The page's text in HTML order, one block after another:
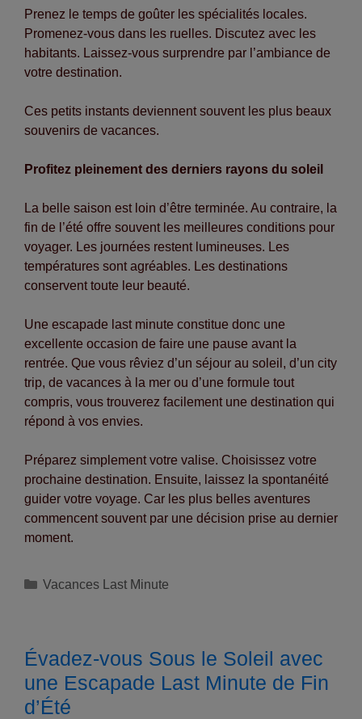
Prenez le temps de goûter les spécialités locales.
Promenez-vous dans les ruelles. Discutez avec les
habitants. Laissez-vous surprendre par l’ambiance de
votre destination.
Ces petits instants deviennent souvent les plus beaux
souvenirs de vacances.
Profitez pleinement des derniers rayons du soleil
La belle saison est loin d’être terminée. Au contraire, la
fin de l’été offre souvent les meilleures conditions pour
voyager. Les journées restent lumineuses. Les
températures sont agréables. Les destinations
conservent toute leur beauté.
Une escapade last minute constitue donc une
excellente occasion de faire une pause avant la
rentrée. Que vous rêviez d’un séjour au soleil, d’un city
trip, de vacances à la mer ou d’une formule tout
compris, vous trouverez facilement une destination qui
répond à vos envies.
Préparez simplement votre valise. Choisissez votre
prochaine destination. Ensuite, laissez la spontanéité
guider votre voyage. Car les plus belles aventures
commencent souvent par une décision prise au dernier
moment.
Catégories
Vacances Last Minute
Évadez-vous Sous le Soleil avec
une Escapade Last Minute de Fin
d’Été